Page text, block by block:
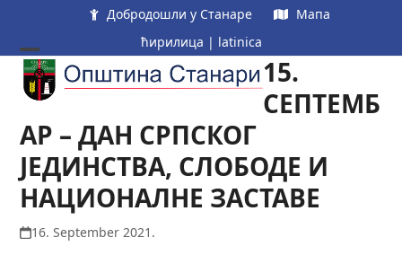
content
Добродошли у Станаре
Мапа
ћирилица | latinica
Open
mobile
menu
Close
mobile
menu
15.
СЕПТЕМБ
АР – ДАН СРПСКОГ
ЈЕДИНСТВА, СЛОБОДЕ И
НАЦИОНАЛНЕ ЗАСТАВЕ
16. September 2021.